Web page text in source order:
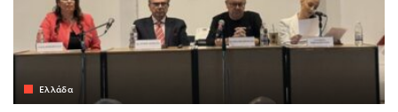
Ελλάδα